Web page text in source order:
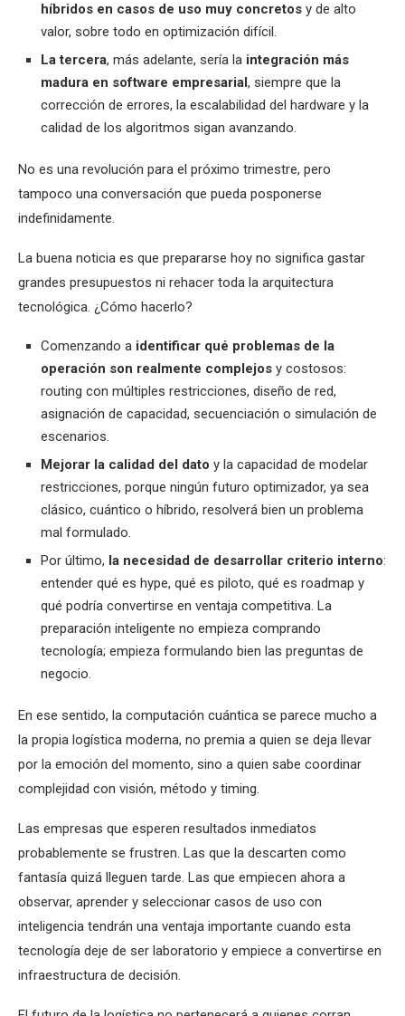
híbridos en casos de uso muy concretos y de alto
valor, sobre todo en optimización difícil.
La tercera, más adelante, sería la integración más
madura en software empresarial, siempre que la
corrección de errores, la escalabilidad del hardware y la
calidad de los algoritmos sigan avanzando.
No es una revolución para el próximo trimestre, pero
tampoco una conversación que pueda posponerse
indefinidamente.
La buena noticia es que prepararse hoy no significa gastar
grandes presupuestos ni rehacer toda la arquitectura
tecnológica. ¿Cómo hacerlo?
Comenzando a identificar qué problemas de la
operación son realmente complejos y costosos:
routing con múltiples restricciones, diseño de red,
asignación de capacidad, secuenciación o simulación de
escenarios.
Mejorar la calidad del dato y la capacidad de modelar
restricciones, porque ningún futuro optimizador, ya sea
clásico, cuántico o híbrido, resolverá bien un problema
mal formulado.
Por último, la necesidad de desarrollar criterio interno:
entender qué es hype, qué es piloto, qué es roadmap y
qué podría convertirse en ventaja competitiva. La
preparación inteligente no empieza comprando
tecnología; empieza formulando bien las preguntas de
negocio.
En ese sentido, la computación cuántica se parece mucho a
la propia logística moderna, no premia a quien se deja llevar
por la emoción del momento, sino a quien sabe coordinar
complejidad con visión, método y timing.
Las empresas que esperen resultados inmediatos
probablemente se frustren. Las que la descarten como
fantasía quizá lleguen tarde. Las que empiecen ahora a
observar, aprender y seleccionar casos de uso con
inteligencia tendrán una ventaja importante cuando esta
tecnología deje de ser laboratorio y empiece a convertirse en
infraestructura de decisión.